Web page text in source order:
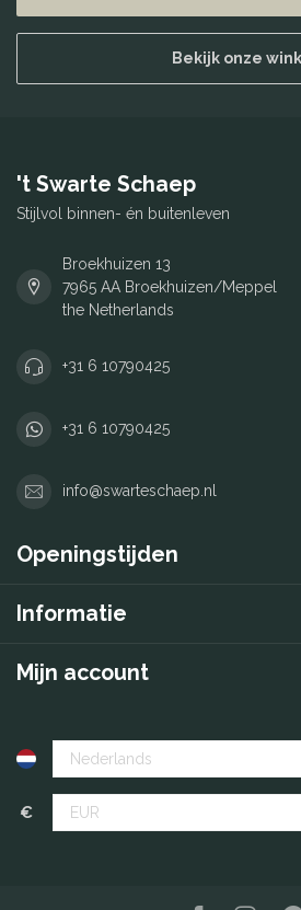
Bekijk onze
't Swarte Schaep
Stijlvol binnen- én buitenleven
Broekhuizen 13
7965 AA Broekhuizen/Meppel
the Netherlands
+31 6 10790425
+31 6 10790425
info@swarteschaep.nl
Openingstijden
Informatie
Mijn account
€